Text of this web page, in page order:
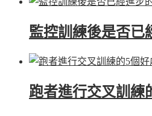
監控訓練後是否已
跑者進行交叉訓練